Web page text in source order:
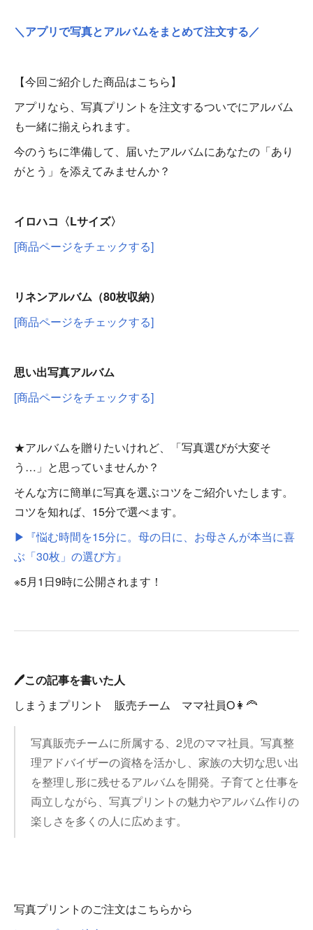
＼アプリで写真とアルバムをまとめて注文する／
【今回ご紹介した商品はこちら】
アプリなら、写真プリントを注文するついでにアルバム
も一緒に揃えられます。
今のうちに準備して、届いたアルバムにあなたの「あり
がとう」を添えてみませんか？
イロハコ〈Lサイズ〉
[商品ページをチェックする]
リネンアルバム（80枚収納）
[商品ページをチェックする]
思い出写真アルバム
[商品ページをチェックする]
★アルバムを贈りたいけれど、「写真選びが大変そ
う…」と思っていませんか？
そんな方に簡単に写真を選ぶコツをご紹介いたします。
コツを知れば、15分で選べます。
▶『悩む時間を15分に。母の日に、お母さんが本当に喜
ぶ「30枚」の選び方』
※5月1日9時に公開されます！
🖊️この記事を書いた人
しまうまプリント 販売チーム ママ社員O👩‍🦰
写真販売チームに所属する、2児のママ社員。写真整
理アドバイザーの資格を活かし、家族の大切な思い出
を整理し形に残せるアルバムを開発。子育てと仕事を
両立しながら、写真プリントの魅力やアルバム作りの
楽しさを多くの人に広めます。
写真プリントのご注文はこちらから